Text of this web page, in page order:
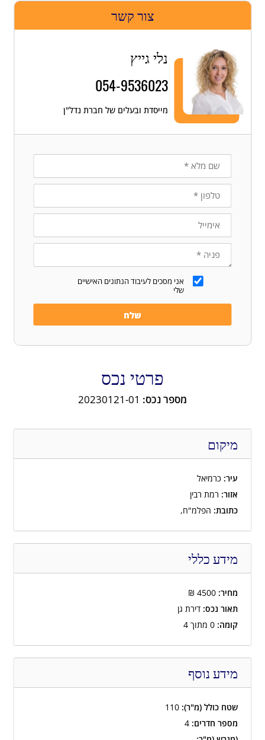
צור קשר
נלי גייץ
054-9536023
מייסדת ובעלים של חברת נדל"ן
אני מסכים לעיבוד הנתונים האישיים
שלי
פרטי נכס
מספר נכס: 20230121-01
מיקום
עיר: כרמיאל
אזור: רמת רבין
כתובת: הפלמ"ח,
מידע כללי
מחיר:
₪
תאור נכס: דירת גן
קומה:
מידע נוסף
שטח כולל (מ"ר):
מספר חדרים: